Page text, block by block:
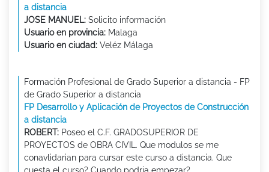
a distancia
JOSE MANUEL: Solicito información
Usuario en provincia: Malaga
Usuario en ciudad: Veléz Málaga
Formación Profesional de Grado Superior a distancia - FP
de Grado Superior a distancia
FP Desarrollo y Aplicación de Proyectos de Construcción
a distancia
ROBERT: Poseo el C.F. GRADOSUPERIOR DE
PROYECTOS de OBRA CIVIL. Que modulos se me
conavlidarian para cursar este curso a distancia. Que
cuesta el curso? Cuando podria empezar?